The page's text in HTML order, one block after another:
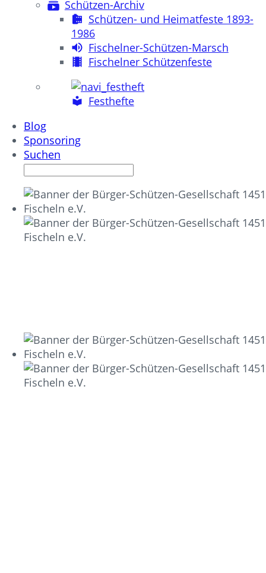
Schützen-Archiv
Schützen- und Heimatfeste 1893-
1986
Fischelner-Schützen-Marsch
Fischelner Schützenfeste
Festhefte
Blog
Sponsoring
Suchen